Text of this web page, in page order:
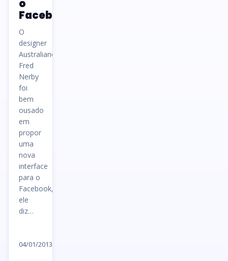
o
Facebook
O
designer
Australiano
Fred
Nerby
foi
bem
ousado
em
propor
uma
nova
interface
para o
Facebook,
ele
diz…
04/01/2013